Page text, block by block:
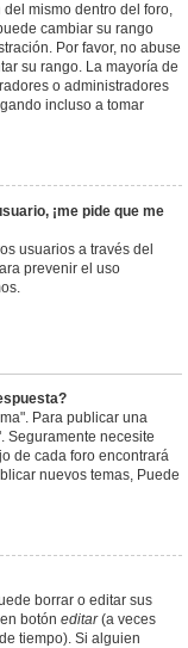
mismo dentro del foro,
cambiar su rango
Por favor, no abuse
su rango. La mayoría de
o administradores
incluso a tomar
¡me pide que me
usuarios a través del
prevenir el uso
Para publicar una
Seguramente necesite
de cada foro encontrará
nuevos temas, Puede
borrar o editar sus
botón editar(a veces
tiempo). Si alguien